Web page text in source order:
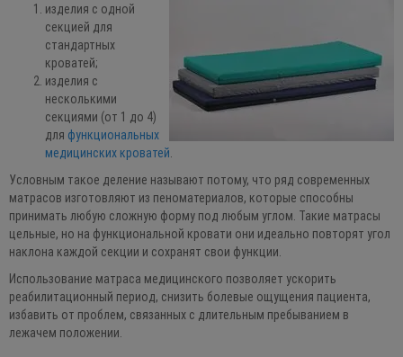
изделия с одной
секцией для
стандартных
кроватей;
изделия с
несколькими
секциями (от 1 до 4)
для функциональных
медицинских кроватей.
Условным такое деление называют потому, что ряд современных
матрасов изготовляют из пеноматериалов, которые способны
принимать любую сложную форму под любым углом. Такие матрасы
цельные, но на функциональной кровати они идеально повторят угол
наклона каждой секции и сохранят свои функции.
Использование матраса медицинского позволяет ускорить
реабилитационный период, снизить болевые ощущения пациента,
избавить от проблем, связанных с длительным пребыванием в
лежачем положении.